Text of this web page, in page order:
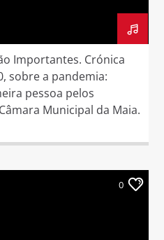
Importantes. Crónica
sobre a pandemia:
pessoa pelos
Municipal da Maia.
0